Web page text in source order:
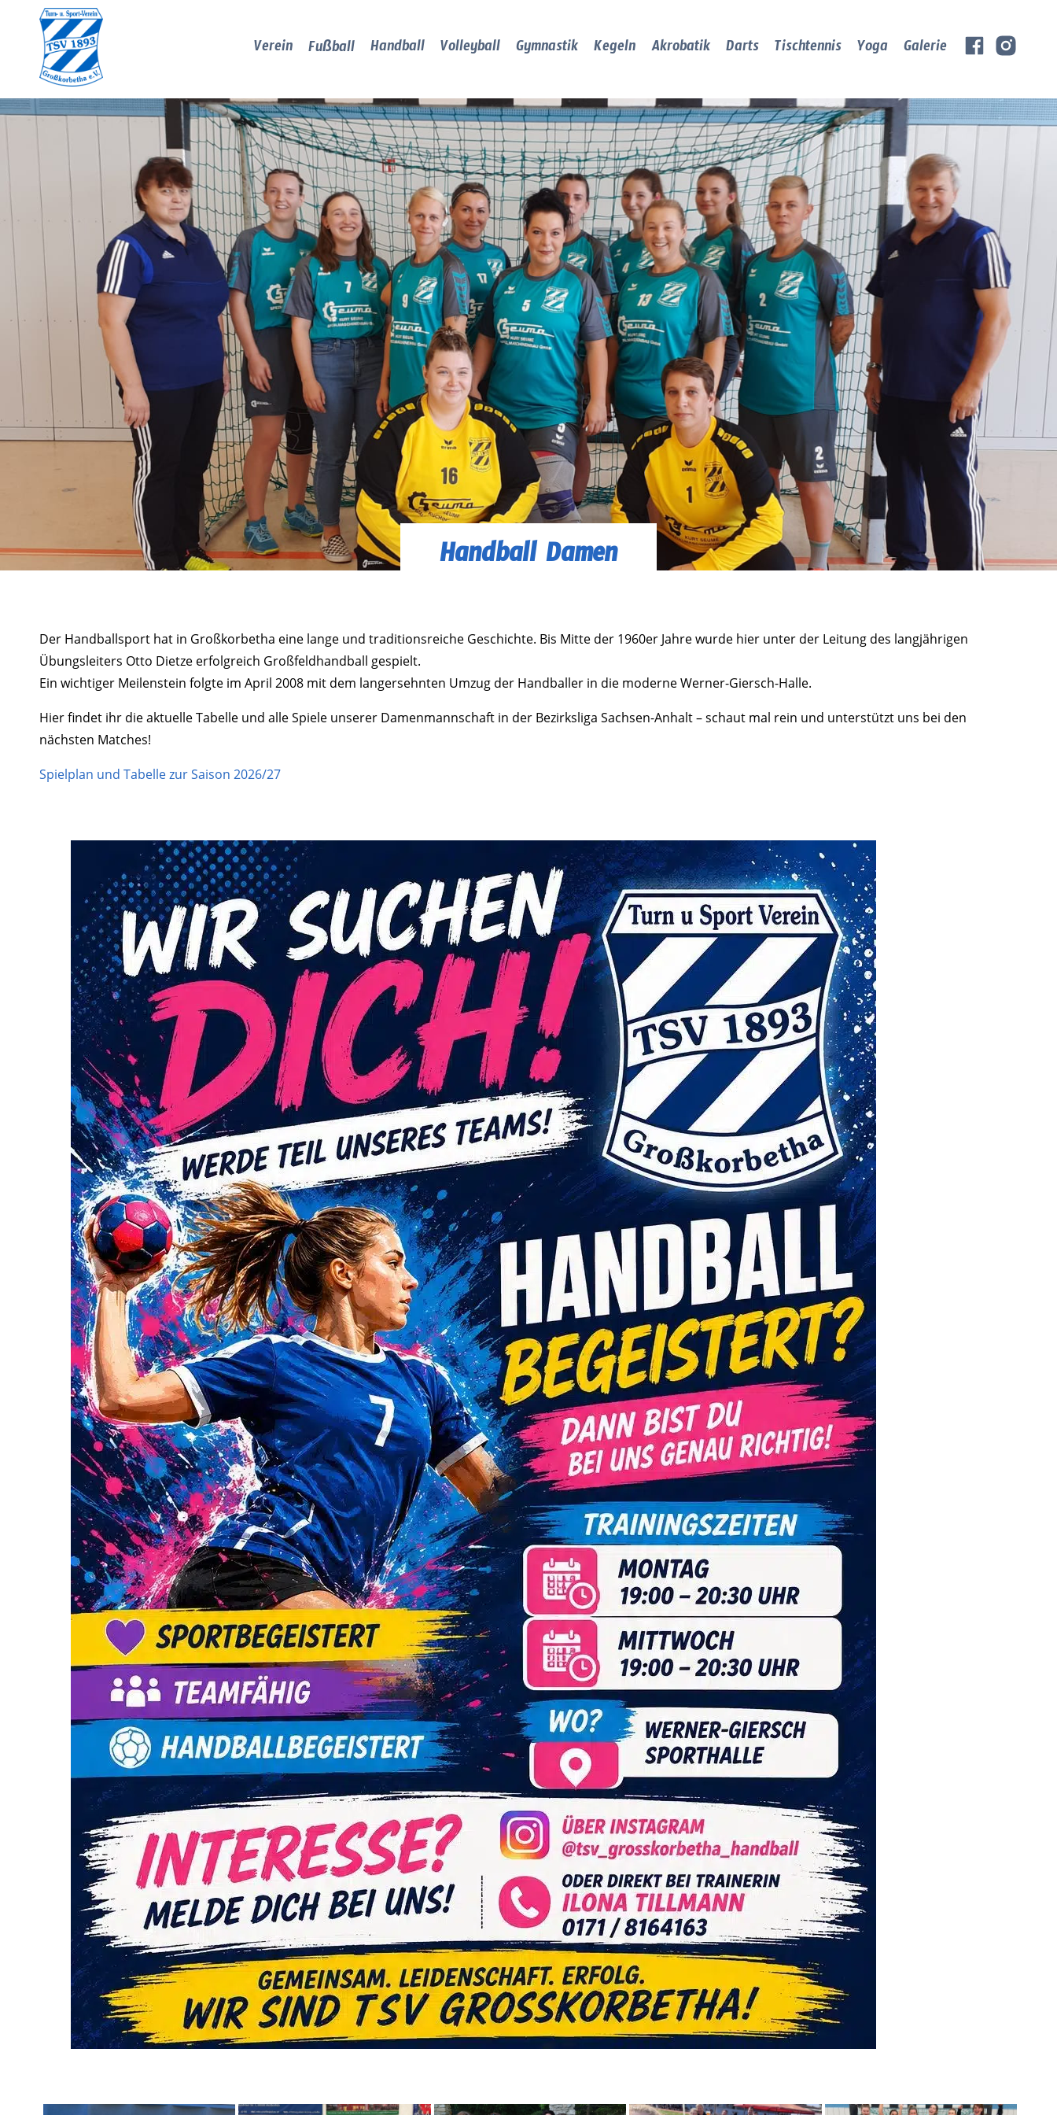
Verein Fußball Handball Volleyball Gymnastik Kegeln Akrobatik Darts Tischtennis Yoga Galerie
Handball Damen
Der Handballsport hat in Großkorbetha eine lange und traditionsreiche Geschichte. Bis Mitte der 1960er Jahre wurde hier unter der Leitung des langjährigen
Übungsleiters Otto Dietze erfolgreich Großfeldhandball gespielt.
Ein wichtiger Meilenstein folgte im April 2008 mit dem langersehnten Umzug der Handballer in die moderne Werner-Giersch-Halle.
Hier findet ihr die aktuelle Tabelle und alle Spiele unserer Damenmannschaft in der Bezirksliga Sachsen-Anhalt – schaut mal rein und unterstützt uns bei den
nächsten Matches!
Spielplan und Tabelle zur Saison 2026/27